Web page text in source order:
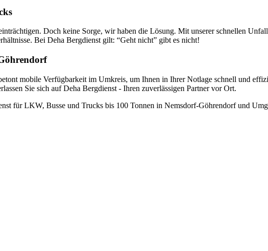
Doch keine Sorge, wir haben die Lösung. Mit unserer schnellen
Bei Deha Bergdienst gilt: “Geht nicht” gibt es nicht!
mobile Verfügbarkeit im Umkreis, um Ihnen in Ihrer Notlage schnell und
Sie sich auf Deha Bergdienst - Ihren zuverlässigen Partner vor Ort.
für LKW, Busse und Trucks bis 100 Tonnen in Nemsdorf-Göhrendorf und